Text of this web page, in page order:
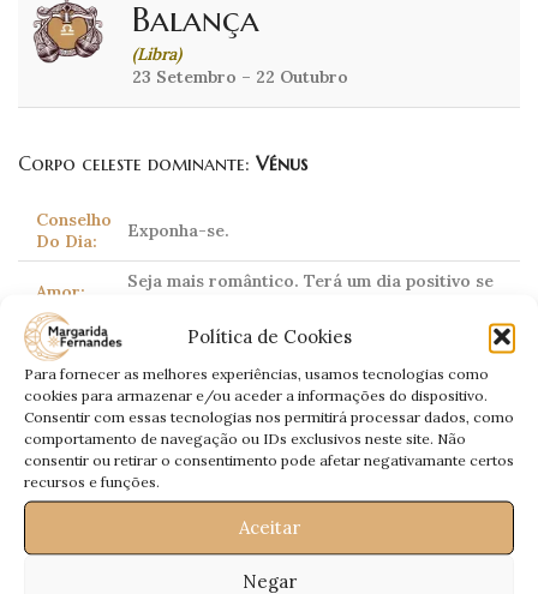
Política de Cookies
Para fornecer as melhores experiências, usamos tecnologias como
cookies para armazenar e/ou aceder a informações do dispositivo.
Consentir com essas tecnologias nos permitirá processar dados, como
comportamento de navegação ou IDs exclusivos neste site. Não
consentir ou retirar o consentimento pode afetar negativamante certos
recursos e funções.
Aceitar
Negar
Balança
(Libra)
23 Setembro – 22 Outubro
Corpo celeste dominante: Vénus
Conselho
Do Dia:
Exponha-se.
Amor:
Seja mais romântico. Terá um dia positivo se
Trabalho:
Não terá tempo para paragens. O sucesso é
garantido.
Dinheiro:
Prosperidade.
Saúde:
Dores de garganta.
Escorpião